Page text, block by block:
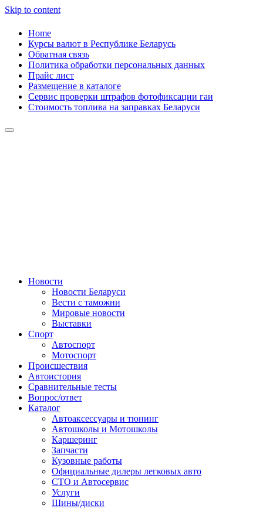
Skip to content
Home
Курсы валют в Республике Беларусь
Обратная связь
Политика обработки персональных данных
Прайс лист
Размещение в каталоге
Сервис проверки штрафов фотофиксации гаи
Стоимость топлива на заправках Беларуси
Сайт про автомобили
Новости
Новости Беларуси
Вести с таможни
Мировые новости
Выставки
Спорт
Автоспорт
Мотоспорт
Происшествия
Автоистория
Сравнительные тесты
Вопрос/ответ
Каталог
Автоакcессуары и тюнинг
Автошколы и Мотошколы
Каршеринг
Запчасти
Кузовные работы
Официальные дилеры легковых авто
СТО и Автосервис
Услуги
Шины/диски